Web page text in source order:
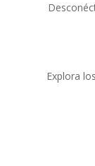
Explora